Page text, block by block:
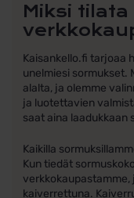
Miksi
Kaisankello.fi tarjoaa
unelmiesi sormukset.
alalta, ja olemme
ja luotettavien
saat aina laadukkaan
Kaikilla
Kun tiedät
verkkokaupastamme,
kaiverrettuna.